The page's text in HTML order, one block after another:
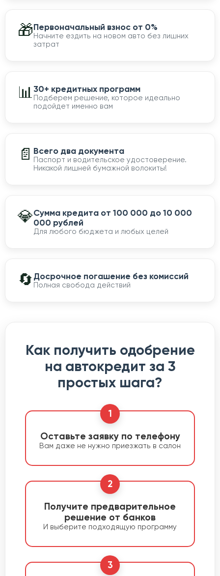
🎁Первоначальный взнос от 0%
Начните ездить на новом авто без лишних
затрат
📊30+ кредитных программ
Подберем решение, которое идеально
подойдет именно вам
📄 Всего два документа
Паспорт и водительское удостоверение.
Никакой лишней бумажной волокиты!
💎Сумма кредита от 100 000 до 10 000
000 рублей
Для любого бюджета и любых целей
🔄 Досрочное погашение без комиссий
Полная свобода действий
Как получить одобрение
на автокредит за 3
простых шага?
1
Оставьте заявку по телефону
Вам даже не нужно приезжать в салон
2
Получите предварительное
решение от банков
И выберите подходящую программу
3